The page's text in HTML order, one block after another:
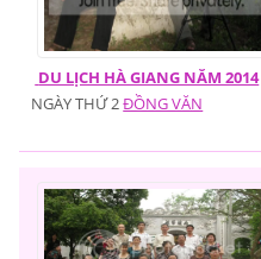
DU LỊCH HÀ GIANG NĂM 2014
NGÀY THỨ 2ĐỒNG VĂN